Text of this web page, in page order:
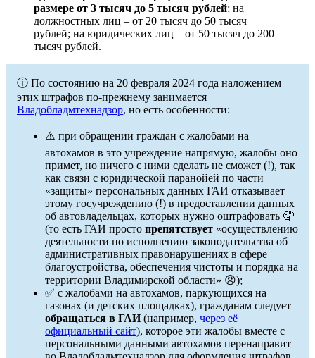
размере от 3 тысяч до 5 тысяч рублей; на
должностных лиц – от 20 тысяч до 50 тысяч
рублей; на юридических лиц – от 50 тысяч до 200
тысяч рублей.
ⓘ По состоянию на 20 февраля 2024 года наложением
этих штрафов по-прежнему занимается
Владобладмтехнадзор, но есть особенности:
⚠️ при обращении граждан с жалобами на
автохамов в это учреждение напрямую, жалобы оно
примет, но ничего с ними сделать не сможет (!), так
как связи с юридической паранойей по части
«защиты» персональных данных ГАИ отказывает
этому госучреждению (!) в предоставлении данных
об автовладельцах, которых нужно оштрафовать 🤦
(то есть ГАИ просто препятствует «осуществлению
деятельности по исполнению законодательства об
административных правонарушениях в сфере
благоустройства, обеспечения чистоты и порядка на
территории Владимирской области» 😠);
✅ с жалобами на автохамов, паркующихся на
газонах (и детских площадках), гражданам следует
обращаться в ГАИ(например, через её
официальный сайт), которое эти жалобы вместе с
персональными данными автохамов перенаправит